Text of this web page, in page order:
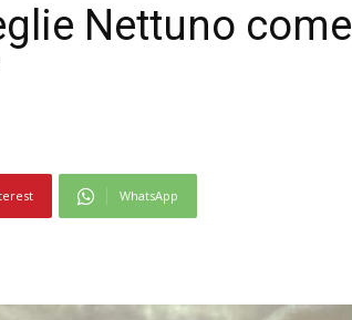
Nettuno come
WhatsApp